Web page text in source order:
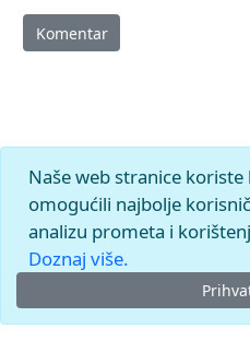
Komentar
Naše web stranice koriste
omogućili najbolje
analizu prometa i
Doznaj više.
© 2026.